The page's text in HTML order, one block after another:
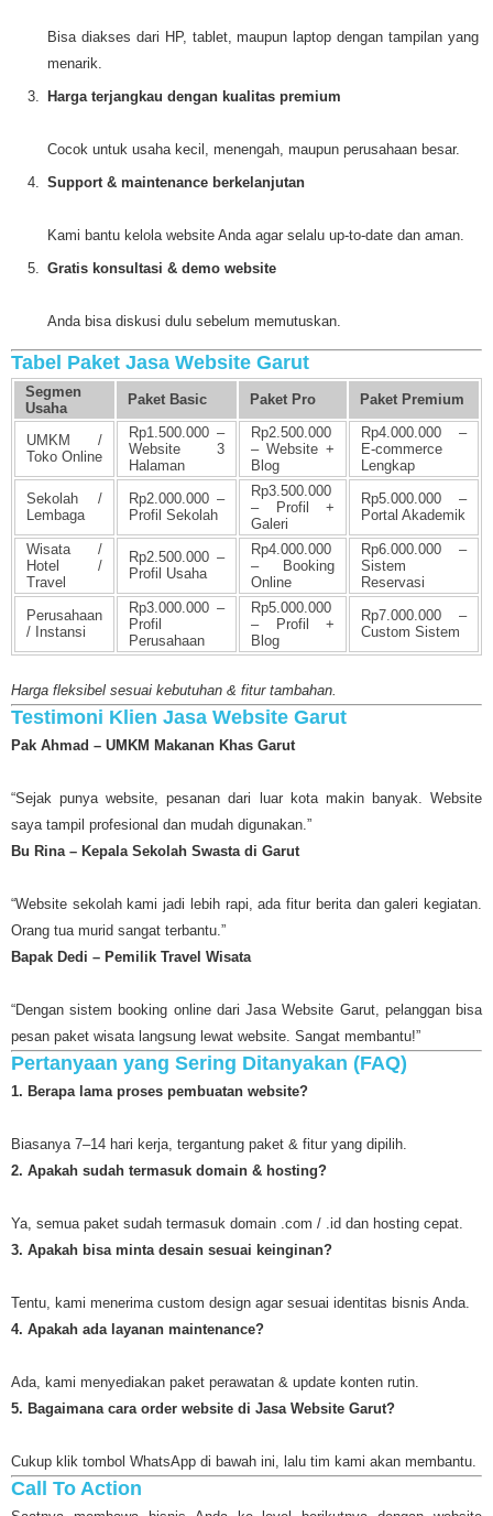
Bisa diakses dari HP, tablet, maupun laptop dengan tampilan yang
menarik.
Harga terjangkau dengan kualitas premium
Cocok untuk usaha kecil, menengah, maupun perusahaan besar.
Support & maintenance berkelanjutan
Kami bantu kelola website Anda agar selalu up-to-date dan aman.
Gratis konsultasi & demo website
Anda bisa diskusi dulu sebelum memutuskan.
Tabel Paket Jasa Website Garut
Segmen
Usaha
Paket Basic Paket Pro Paket Premium
UMKM /
Toko Online
Rp1.500.000 –
Website 3
Halaman
Rp2.500.000
– Website +
Blog
Rp4.000.000 –
E-commerce
Lengkap
Sekolah /
Lembaga
Rp2.000.000 –
Profil Sekolah
Rp3.500.000
– Profil +
Galeri
Rp5.000.000 –
Portal Akademik
Wisata /
Hotel /
Travel
Rp2.500.000 –
Profil Usaha
Rp4.000.000
– Booking
Online
Rp6.000.000 –
Sistem
Reservasi
Perusahaan
/ Instansi
Rp3.000.000 –
Profil
Perusahaan
Rp5.000.000
– Profil +
Blog
Rp7.000.000 –
Custom Sistem
Harga fleksibel sesuai kebutuhan & fitur tambahan.
Testimoni Klien Jasa Website Garut
Pak Ahmad – UMKM Makanan Khas Garut
“Sejak punya website, pesanan dari luar kota makin banyak. Website
saya tampil profesional dan mudah digunakan.”
Bu Rina – Kepala Sekolah Swasta di Garut
“Website sekolah kami jadi lebih rapi, ada fitur berita dan galeri kegiatan.
Orang tua murid sangat terbantu.”
Bapak Dedi – Pemilik Travel Wisata
“Dengan sistem booking online dari Jasa Website Garut, pelanggan bisa
pesan paket wisata langsung lewat website. Sangat membantu!”
Pertanyaan yang Sering Ditanyakan (FAQ)
1. Berapa lama proses pembuatan website?
Biasanya 7–14 hari kerja, tergantung paket & fitur yang dipilih.
2. Apakah sudah termasuk domain & hosting?
Ya, semua paket sudah termasuk domain .com / .id dan hosting cepat.
3. Apakah bisa minta desain sesuai keinginan?
Tentu, kami menerima custom design agar sesuai identitas bisnis Anda.
4. Apakah ada layanan maintenance?
Ada, kami menyediakan paket perawatan & update konten rutin.
5. Bagaimana cara order website di Jasa Website Garut?
Cukup klik tombol WhatsApp di bawah ini, lalu tim kami akan membantu.
Call To Action